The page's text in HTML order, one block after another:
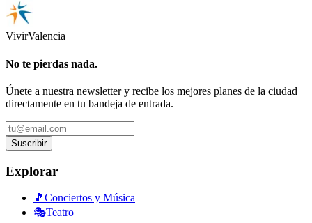
VivirValencia
No te pierdas nada.
Únete a nuestra newsletter y recibe los mejores planes de la ciudad
directamente en tu bandeja de entrada.
Suscribir
Explorar
🎵 Conciertos y Música
🎭Teatro